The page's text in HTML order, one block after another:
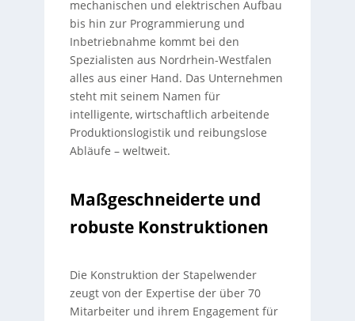
mechanischen und elektrischen Aufbau
bis hin zur Programmierung und
Inbetriebnahme kommt bei den
Spezialisten aus Nordrhein-Westfalen
alles aus einer Hand. Das Unternehmen
steht mit seinem Namen für
intelligente, wirtschaftlich arbeitende
Produktionslogistik und reibungslose
Abläufe – weltweit.
Maßgeschneiderte und
robuste Konstruktionen
Die Konstruktion der Stapelwender
zeugt von der Expertise der über 70
Mitarbeiter und ihrem Engagement für